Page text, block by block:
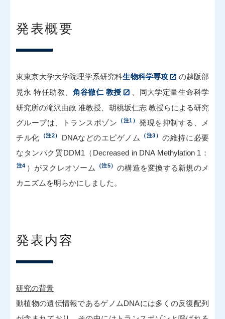
発表概要
東東京大学大学院理学系研究科生物科学専攻
の越阪部
晃永 特任助教、 角谷徹仁 教授
、同大学定量生命科学
研究所の滝沢由政 准教授、胡桃坂仁志 教授らによる研究
グループは、トランスポゾン
（注1）
発現を抑制する、メ
チル化
（注2） DNAなどのエピゲノム （注3）
の維持に必要
なタンパク質DDM1（Decreased in DNA Methylation 1：
注4 ）がヌクレオソーム （注5）
の構造を変換する新規のメ
カニズムを明らかにしました。
発表内容
研究の背景
動植物の遺伝情報であるゲノムDNAには多くの反復配列